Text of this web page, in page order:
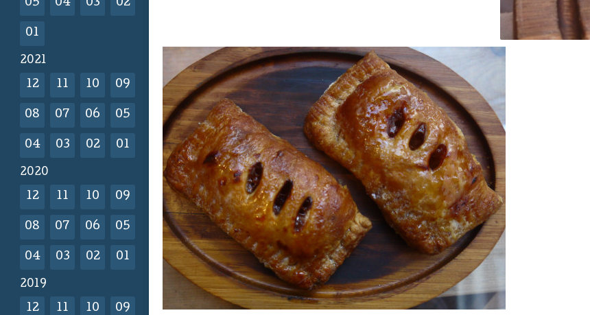
05 04 03 02
01
2021
12 11 10 09
08 07 06 05
04 03 02 01
2020
12 11 10 09
08 07 06 05
04 03 02 01
2019
12 11 10 09